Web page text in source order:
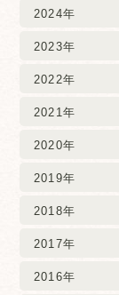
2024年
2023年
2022年
2021年
2020年
2019年
2018年
2017年
2016年